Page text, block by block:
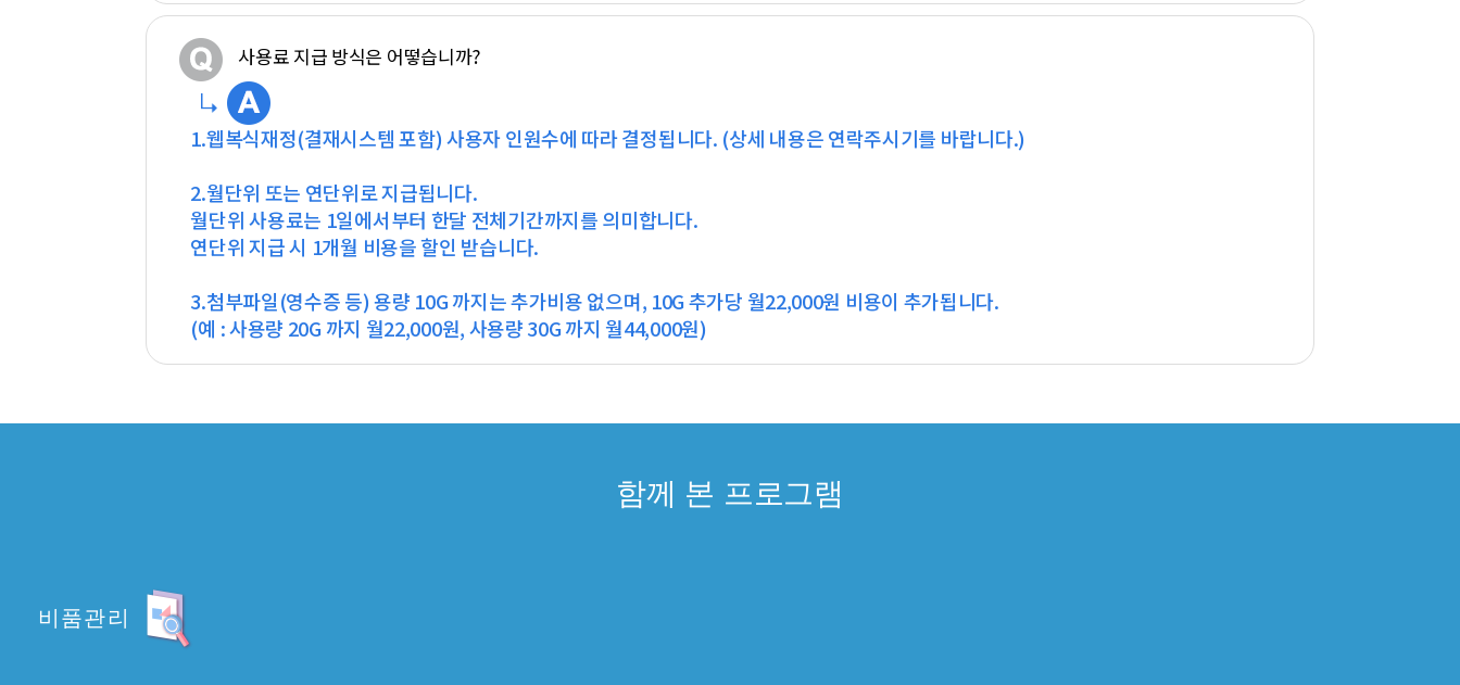
사용료 지급 방식은 어떻습니까?
1.웹복식재정(결재시스템 포함) 사용자 인원수에 따라 결정됩니다. (상세 내용은 연락주시기를 바랍니다.)
2.월단위 또는 연단위로 지급됩니다.
월단위 사용료는 1일에서부터 한달 전체기간까지를 의미합니다.
연단위 지급 시 1개월 비용을 할인 받습니다.
3.첨부파일(영수증 등) 용량 10G 까지는 추가비용 없으며, 10G 추가당 월22,000원 비용이 추가됩니다.
(예 : 사용량 20G 까지 월22,000원, 사용량 30G 까지 월44,000원)
함께 본 프로그램
비품관리